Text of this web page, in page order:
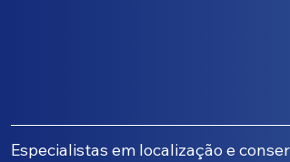
Especialistas em localização e